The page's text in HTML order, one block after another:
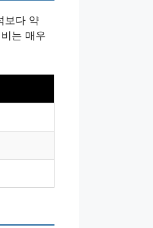
보다 약
는 매우